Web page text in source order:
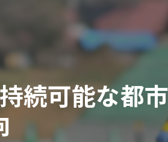
続可能な都